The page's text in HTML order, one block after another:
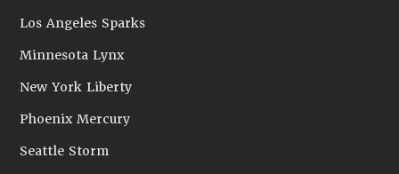
Los Angeles Sparks
Minnesota Lynx
New York Liberty
Phoenix Mercury
Seattle Storm